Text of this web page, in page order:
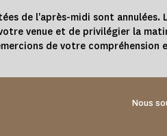
de l'après-midi sont
venue et de privilégier la
de votre compréhension
Nous